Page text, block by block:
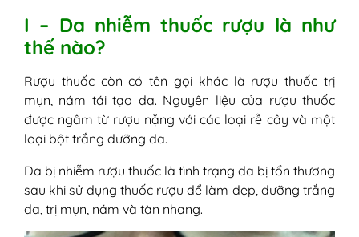
I – Da nhiễm thuốc rượu là như
thế nào?
Rượu thuốc còn có tên gọi khác là rượu thuốc trị
mụn, nám tái tạo da. Nguyên liệu của rượu thuốc
được ngâm từ rượu nặng với các loại rễ cây và một
loại bột trắng dưỡng da.
Da bị nhiễm rượu thuốc là tình trạng da bị tổn thương
sau khi sử dụng thuốc rượu để làm đẹp, dưỡng trắng
da, trị mụn, nám và tàn nhang.